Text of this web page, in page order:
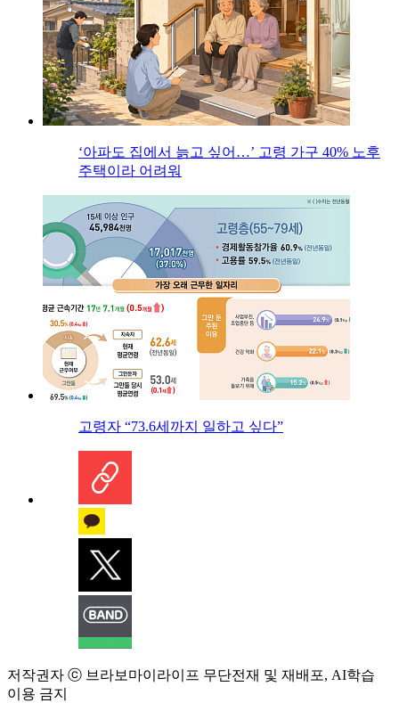
‘아파도 집에서 늙고 싶어…’ 고령 가구 40% 노후
주택이라 어려워
고령자 “73.6세까지 일하고 싶다”
저작권자 ⓒ 브라보마이라이프 무단전재 및 재배포, AI학습
이용 금지